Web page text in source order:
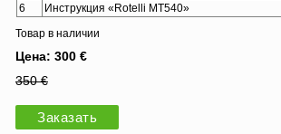
6
Инструкция «Rotelli MT540»
Товар в наличии
Цена: 300 €
350 €
Заказать